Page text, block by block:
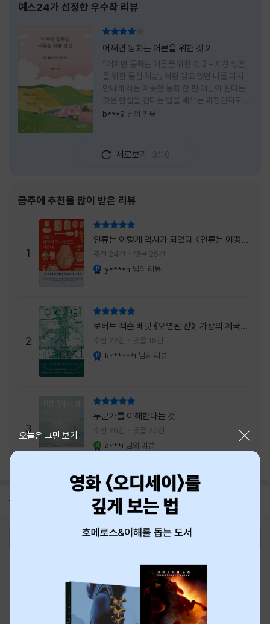
예스24가 선정한 우수작 리뷰
어쩌면 동화는 어른을 위한 것 2
『어쩌면 동화는 어른을 위한 것 2 – 지친 영혼
을 위한 동심 처방』 서평 잊고 있던 나를 다시
만나게 하는 따뜻한 동화 한 편 어른이 된다는
것은 현실을 견디는 법을 배우는 과정인지도 모
른다. 해야 할 일은 늘어나고, 책임은 무거워지
효율과 성과를 먼저 생각하는 사람이 되어간다.
『어쩌면 동화는 어른을 위한 것 2 – 지친 영혼
목을 보았을 때는 동화를 다시 읽는 감성 에세
이 정도로 생각했다. 하지만 책장을 넘길수록
깨닫게 된다. 동화는 아이들만을 위한 이야기가
아니라, 삶에 지친 어른들의 마음을 치유하는
가장 순수한 언어라는 사실을 말이다. 이 책은
익숙한
b***9 님의 리뷰
새로보기 3/10
금주에 추천을 많이 받은 리뷰
1
인류는 이렇게 역사가 되었다 <인류는 어떻게
역사가 되었나>
추천 24건 댓글 25건
y****n 님의 리뷰
2
로버트 잭슨 베넷 《오염된 잔》, 가상의 제국이
주는 실감과 미스터리 사건의 치밀함이 이루어
내는 최상의 시너지...
추천 22건 댓글 18건
k******i 님의 리뷰
3
누군가를 이해한다는 것
추천 20건 댓글 20건
a***i 님의 리뷰
공지 8월 신용카드 무이자할부 안내
오늘은 그만 보기
최근 본 상품
티켓 1544-6399
중고샵 1566-4295
eBook 1:1문의/채팅상담
예스이십사(주) 사업자 정보
이용약관
개인정보처리방침
청소년보호정책